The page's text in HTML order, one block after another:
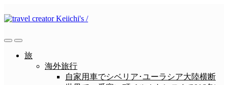
ン
ン
検
メ
ニ 旅
海外旅行
自家用車でシベリア･ユーラシア大陸横断